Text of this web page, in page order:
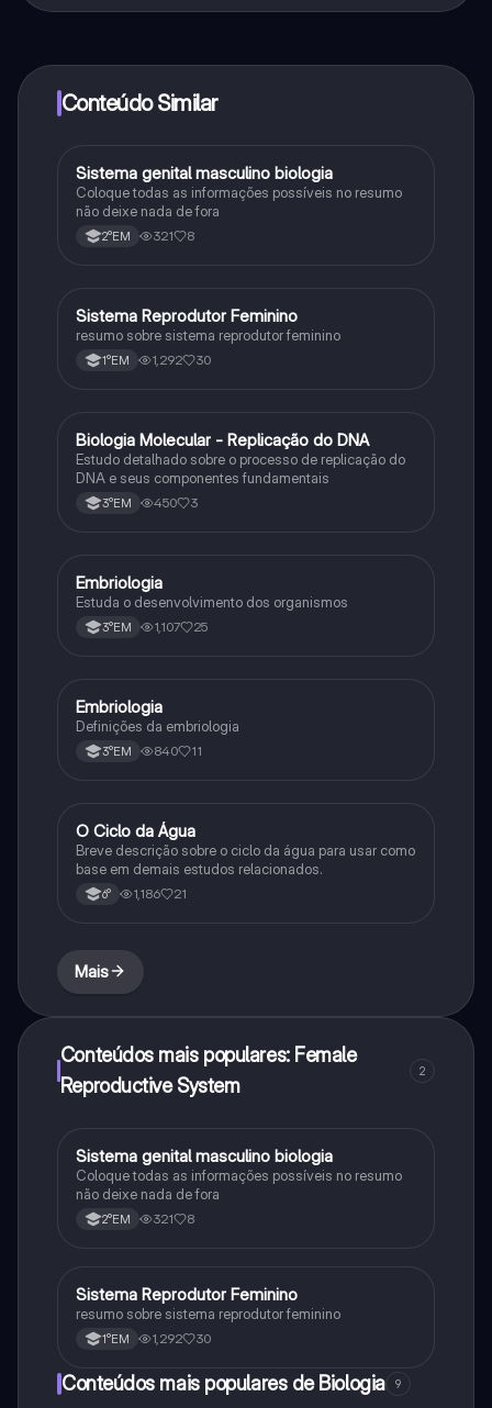
Conteúdo Similar
Biologia
Sistema genital masculino biologia
Coloque todas as informações possíveis no resumo
não deixe nada de fora
2°EM 321 8
Biologia
Sistema Reprodutor Feminino
resumo sobre sistema reprodutor feminino
1°EM 1,292 30
Ciência
Biologia Molecular - Replicação do DNA
Estudo detalhado sobre o processo de replicação do
DNA e seus componentes fundamentais
3°EM 450 3
Biologia
Embriologia
Estuda o desenvolvimento dos organismos
3°EM 1,107 25
Biologia
Embriologia
Definições da embriologia
3°EM 840 11
Química
O Ciclo da Água
Breve descrição sobre o ciclo da água para usar como
base em demais estudos relacionados.
6° 1,186 21
Mais
Conteúdos mais populares: Female
Reproductive System
2
Biologia
Sistema genital masculino biologia
Coloque todas as informações possíveis no resumo
não deixe nada de fora
2°EM 321 8
Biologia
Sistema Reprodutor Feminino
resumo sobre sistema reprodutor feminino
1°EM 1,292 30
Conteúdos mais populares de Biologia 9